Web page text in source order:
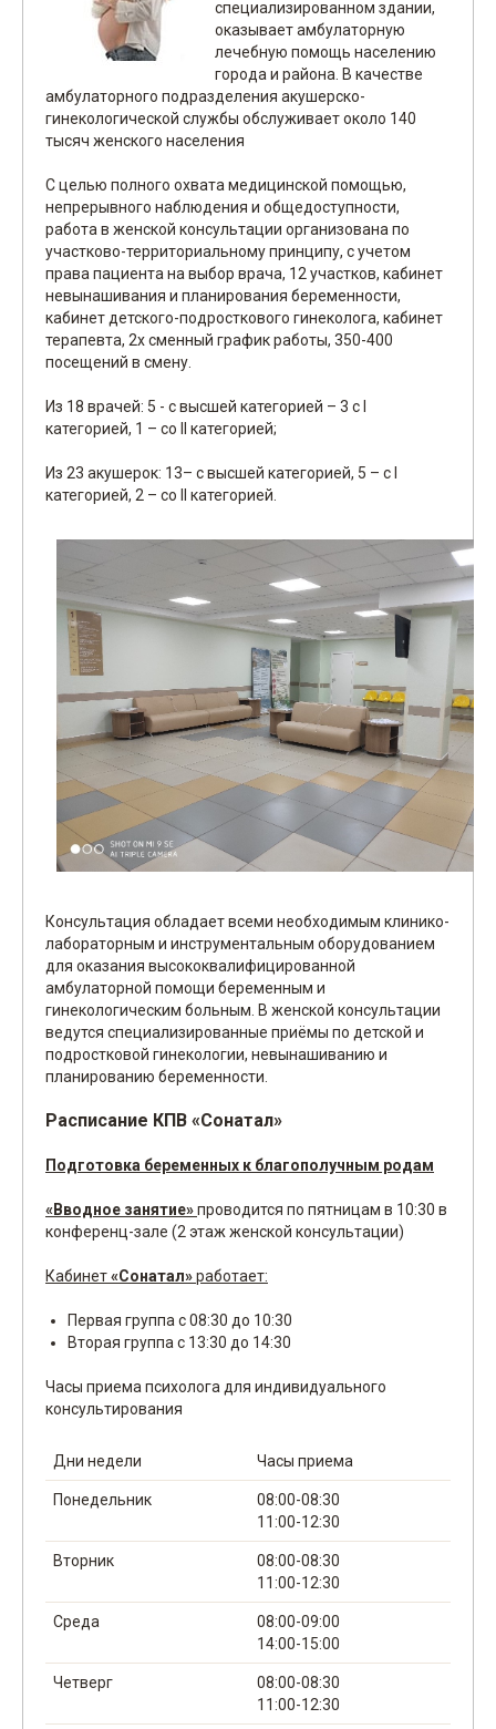
специализированном здании,
оказывает амбулаторную
лечебную помощь населению
города и района. В качестве
амбулаторного подразделения акушерско-
гинекологической службы обслуживает около 140
тысяч женского населения
С целью полного охвата медицинской помощью,
непрерывного наблюдения и общедоступности,
работа в женской консультации организована по
участково-территориальному принципу, с учетом
права пациента на выбор врача, 12 участков, кабинет
невынашивания и планирования беременности,
кабинет детского-подросткового гинеколога, кабинет
терапевта, 2х сменный график работы, 350-400
посещений в смену.
Из 18 врачей: 5 - с высшей категорией – 3 с I
категорией, 1 – со II категорией;
Из 23 акушерок: 13– с высшей категорией, 5 – с I
категорией, 2 – со II категорией.
Консультация обладает всеми необходимым клинико-
лабораторным и инструментальным оборудованием
для оказания высококвалифицированной
амбулаторной помощи беременным и
гинекологическим больным. В женской консультации
ведутся специализированные приёмы по детской и
подростковой гинекологии, невынашиванию и
планированию беременности.
Расписание КПВ «Сонатал»
Подготовка беременных к благополучным родам
«Вводное занятие»проводится по пятницам в 10:30 в
конференц-зале (2 этаж женской консультации)
Кабинет«Сонатал»работает:
Первая группа с 08:30 до 10:30
Вторая группа с 13:30 до 14:30
Часы приема психолога для индивидуального
консультирования
Дни недели Часы приема
Понедельник
08:00-08:30
11:00-12:30
Вторник
08:00-08:30
11:00-12:30
Среда
08:00-09:00
14:00-15:00
Четверг
08:00-08:30
11:00-12:30